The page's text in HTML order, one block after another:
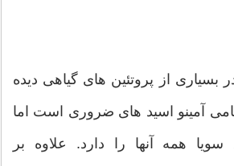
بسیاری از پروتئین های گیاهی دیده
آمینو اسید های ضروری است اما
سویا همه آنها را دارد. علاوه بر